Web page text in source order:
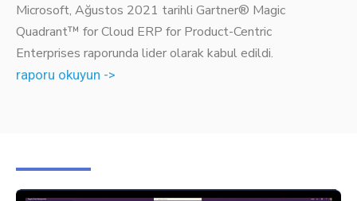
Microsoft, Ağustos 2021 tarihli Gartner® Magic
Quadrant™ for Cloud ERP for Product-Centric
Enterprises raporunda lider olarak kabul edildi.
raporu okuyun ->